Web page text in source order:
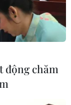
động chăm